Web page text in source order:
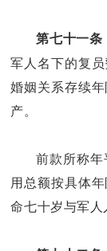
第七十一条
军人名下的复
婚姻关系存续
产。
前款所称
用总额按具体
命七十岁与军人